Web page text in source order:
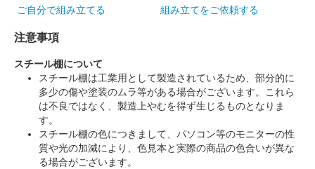
ご自分で組み立てる 組み立てをご依頼する
注意事項
スチール棚について
スチール棚は工業用として製造されているため、部分的に
多少の傷や塗装のムラ等がある場合がございます。これら
は不良ではなく、製造上やむを得ず生じるものとなりま
す。
スチール棚の色につきまして、パソコン等のモニターの性
質や光の加減により、色見本と実際の商品の色合いが異な
る場合がございます。